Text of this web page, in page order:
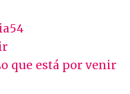
que está por venir